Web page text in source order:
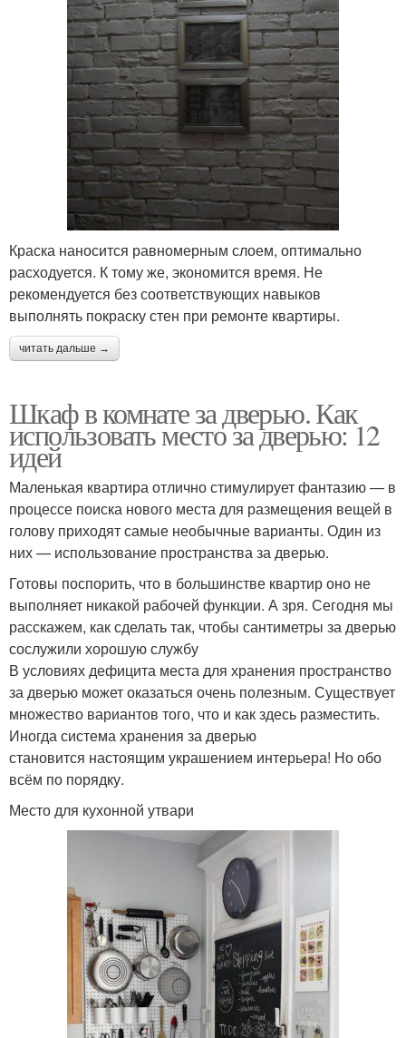
Краска наносится равномерным слоем, оптимально
расходуется. К тому же, экономится время. Не
рекомендуется без соответствующих навыков
выполнять покраску стен при ремонте квартиры.
читать дальше →
Шкаф в комнате за дверью. Как
использовать место за дверью: 12
идей
Маленькая квартира отлично стимулирует фантазию — в
процессе поиска нового места для размещения вещей в
голову приходят самые необычные варианты. Один из
них — использование пространства за дверью.
Готовы поспорить, что в большинстве квартир оно не
выполняет никакой рабочей функции. А зря. Сегодня мы
расскажем, как сделать так, чтобы сантиметры за дверью
сослужили хорошую службу
В условиях дефицита места для хранения пространство
за дверью может оказаться очень полезным. Существует
множество вариантов того, что и как здесь разместить.
Иногда система хранения за дверью
становится настоящим украшением интерьера! Но обо
всём по порядку.
Место для кухонной утвари